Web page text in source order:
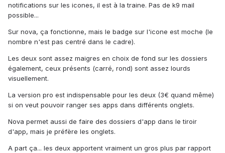
notifications sur les icones, il est à la traine. Pas de k9 mail
possible...
Sur nova, ça fonctionne, mais le badge sur l'icone est moche (le
nombre n'est pas centré dans le cadre).
Les deux sont assez maigres en choix de fond sur les dossiers
également, ceux présents (carré, rond) sont assez lourds
visuellement.
La version pro est indispensable pour les deux (3€ quand même)
si on veut pouvoir ranger ses apps dans différents onglets.
Nova permet aussi de faire des dossiers d'app dans le tiroir
d'app, mais je préfère les onglets.
A part ça... les deux apportent vraiment un gros plus par rapport